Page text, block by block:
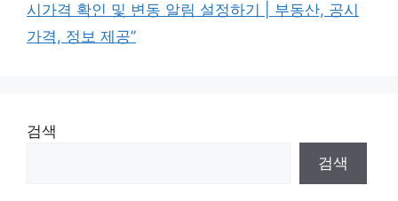
시가격 확인 및 변동 알림 설정하기 | 부동산, 공시
가격, 정보 제공”
검색
검색